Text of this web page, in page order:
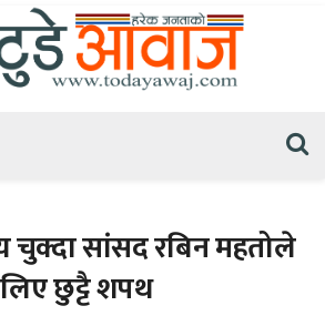
चुक्दा सांसद रबिन महतोले
लिए छुट्टै शपथ